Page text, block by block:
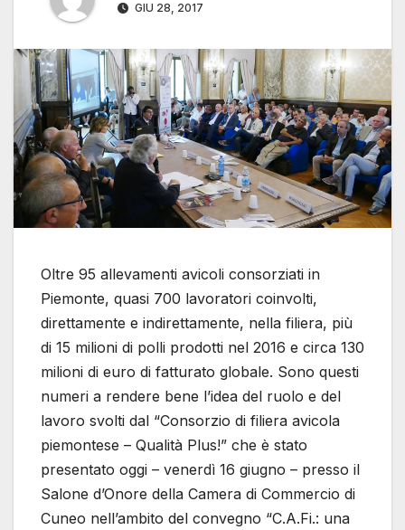
GIU 28, 2017
Oltre 95 allevamenti avicoli consorziati in
Piemonte, quasi 700 lavoratori coinvolti,
direttamente e indirettamente, nella filiera, più
di 15 milioni di polli prodotti nel 2016 e circa 130
milioni di euro di fatturato globale. Sono questi
numeri a rendere bene l’idea del ruolo e del
lavoro svolti dal “Consorzio di filiera avicola
piemontese – Qualità Plus!” che è stato
presentato oggi – venerdì 16 giugno – presso il
Salone d’Onore della Camera di Commercio di
Cuneo nell’ambito del convegno “C.A.Fi.: una